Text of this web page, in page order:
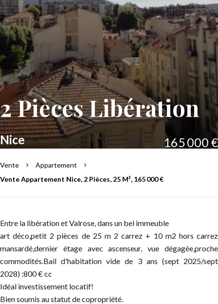
2 Pièces Libération
Nice 165 000 €
Vente
Appartement
Vente Appartement Nice, 2 Pièces, 25 M², 165 000 €
Entre la libération et Valrose, dans un bel immeuble
art déco,petit 2 pièces de 25 m 2 carrez + 10 m2 hors carrez
mansardé,dernier étage avec ascenseur, vue dégagée,proche
commodités.Bail d'habitation vide de 3 ans (sept 2025/sept
2028) :800 € cc
Idéal investissement locatif!
Bien soumis au statut de copropriété.